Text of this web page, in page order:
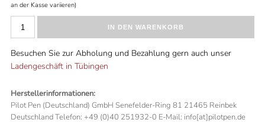
an der Kasse variieren)
IN DEN WARENKORB
Besuchen Sie zur Abholung und Bezahlung gern auch unser
Ladengeschäft in Tübingen
Herstellerinformationen:
Pilot Pen (Deutschland) GmbH Senefelder-Ring 81 21465 Reinbek
Deutschland Telefon: +49 (0)40 251932-0 E-Mail: info[at]pilotpen.de